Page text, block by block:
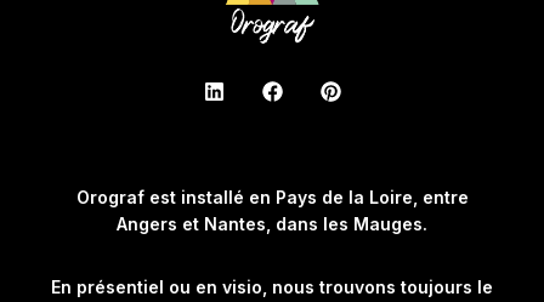
Orograf est installé en Pays de la Loire, entre
Angers et Nantes, dans les Mauges.
En présentiel ou en visio, nous trouvons toujours le